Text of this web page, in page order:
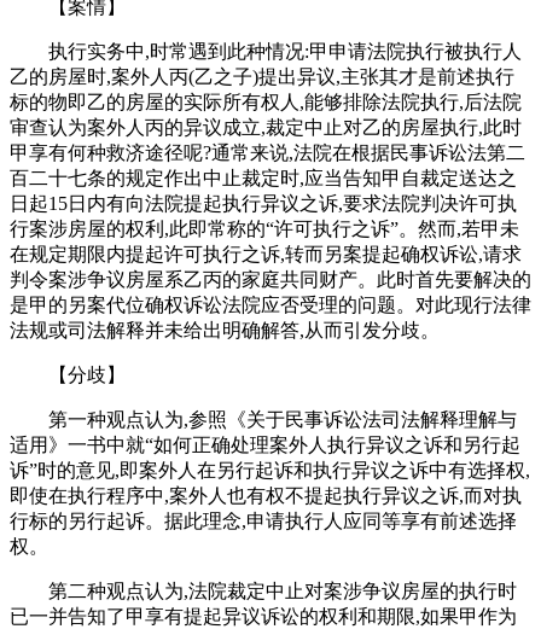
【案情】
执行实务中,时常遇到此种情况:甲申请法院执行被执行人
乙的房屋时,案外人丙(乙之子)提出异议,主张其才是前述执行
标的物即乙的房屋的实际所有权人,能够排除法院执行,后法院
审查认为案外人丙的异议成立,裁定中止对乙的房屋执行,此时
甲享有何种救济途径呢?通常来说,法院在根据民事诉讼法第二
百二十七条的规定作出中止裁定时,应当告知甲自裁定送达之
日起15日内有向法院提起执行异议之诉,要求法院判决许可执
行案涉房屋的权利,此即常称的“许可执行之诉”。然而,若甲未
在规定期限内提起许可执行之诉,转而另案提起确权诉讼,请求
判令案涉争议房屋系乙丙的家庭共同财产。此时首先要解决的
是甲的另案代位确权诉讼法院应否受理的问题。对此现行法律
法规或司法解释并未给出明确解答,从而引发分歧。
【分歧】
第一种观点认为,参照《关于民事诉讼法司法解释理解与
适用》一书中就“如何正确处理案外人执行异议之诉和另行起
诉”时的意见,即案外人在另行起诉和执行异议之诉中有选择权,
即使在执行程序中,案外人也有权不提起执行异议之诉,而对执
行标的另行起诉。据此理念,申请执行人应同等享有前述选择
权。
第二种观点认为,法院裁定中止对案涉争议房屋的执行时
已一并告知了甲享有提起异议诉讼的权利和期限,如果甲作为